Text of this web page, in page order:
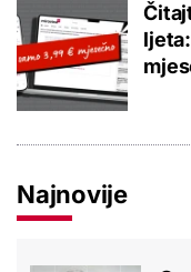
Najnovije